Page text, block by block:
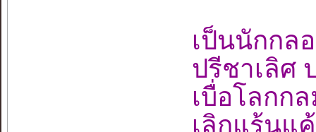
เป็นนักกล
ปรีชาเลิศ
เบื่อโลกก
เลิกแร้นแ